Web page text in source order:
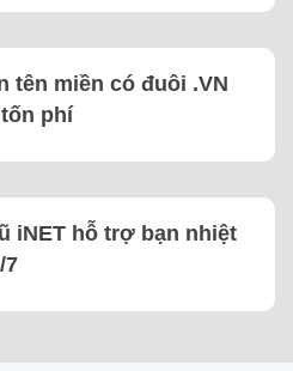
tên miền có đuôi .VN
phí
iNET hỗ trợ bạn nhiệt
7